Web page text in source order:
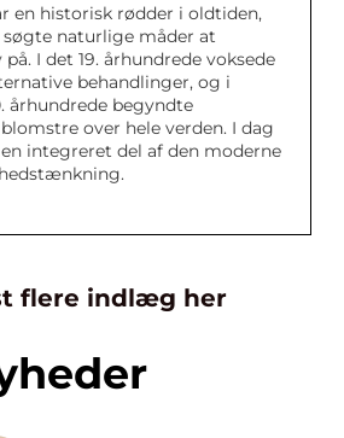
en historisk rødder i oldtiden,
naturlige måder at
I det 19. århundrede voksede
behandlinger, og i
århundrede begyndte
over hele verden. I dag
integreret del af den moderne
flere indlæg her